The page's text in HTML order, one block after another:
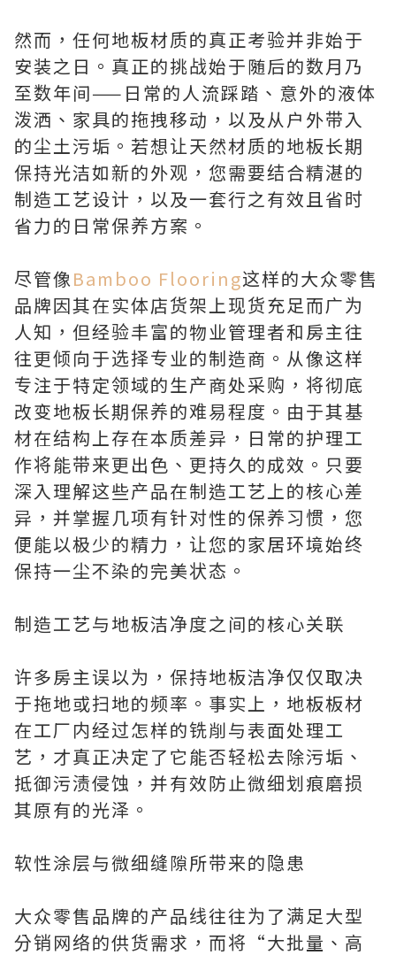
然而，任何地板材质的真正考验并非始于
安装之日。真正的挑战始于随后的数月乃
至数年间——日常的人流踩踏、意外的液体
泼洒、家具的拖拽移动，以及从户外带入
的尘土污垢。若想让天然材质的地板长期
保持光洁如新的外观，您需要结合精湛的
制造工艺设计，以及一套行之有效且省时
省力的日常保养方案。
尽管像Bamboo Flooring这样的大众零售
品牌因其在实体店货架上现货充足而广为
人知，但经验丰富的物业管理者和房主往
往更倾向于选择专业的制造商。从像这样
专注于特定领域的生产商处采购，将彻底
改变地板长期保养的难易程度。由于其基
材在结构上存在本质差异，日常的护理工
作将能带来更出色、更持久的成效。只要
深入理解这些产品在制造工艺上的核心差
异，并掌握几项有针对性的保养习惯，您
便能以极少的精力，让您的家居环境始终
保持一尘不染的完美状态。
制造工艺与地板洁净度之间的核心关联
许多房主误以为，保持地板洁净仅仅取决
于拖地或扫地的频率。事实上，地板板材
在工厂内经过怎样的铣削与表面处理工
艺，才真正决定了它能否轻松去除污垢、
抵御污渍侵蚀，并有效防止微细划痕磨损
其原有的光泽。
软性涂层与微细缝隙所带来的隐患
大众零售品牌的产品线往往为了满足大型
分销网络的供货需求，而将“大批量、高